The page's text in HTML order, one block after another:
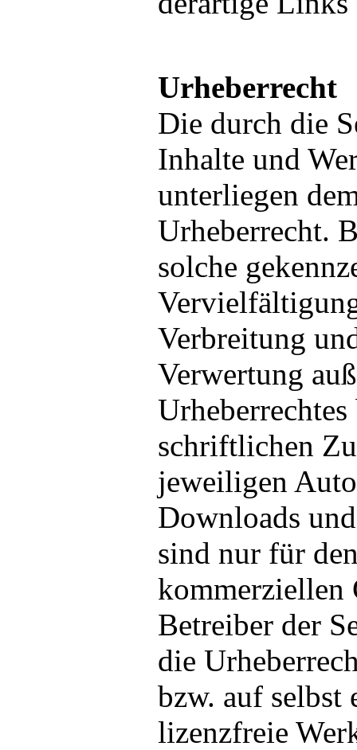
Urheberrecht
Die durch die
Inhalte und
unterliegen
Urheberrecht.
solche
Verbreitung
Verwertung
schriftlichen
jeweiligen
Downloads
sind nur für
kommerziellen
Betreiber der
die
bzw. auf selbst
lizenzfreie